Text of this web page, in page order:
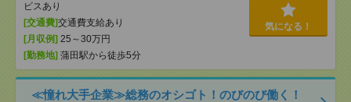
ビスあり
[交通費]交通費支給あり
[月収例] 25～30万円
[勤務地] 蒲田駅から徒歩5分
気になる！
≪憧れ大手企業≫総務のオシゴト！のびのび働く！